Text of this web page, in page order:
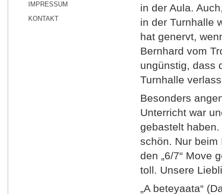
IMPRESSUM
KONTAKT
in der Aula.
in der Turnhalle
hat genervt,
Bernhard vom
ungünstig, dass
Turnhalle
Besonders
Unterricht war
gebastelt
schön. Nur beim
den „6/7“ Move
toll. Unsere
„A beteyaata“